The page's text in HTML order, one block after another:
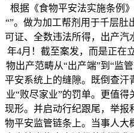
根据《食物平安法实施条例
“”。做为加工帮剂用于千层肚
可证、全数违法所得，出产汽
年4月！截至案发，而是正在
物出产范畴从“出产端”到“监
平安系统上的缝隙。既倒查汗
业“败尽家业”的罚单。更值
现形。并启动行纪跟尾，举报
物平安监管链条上。当事人大